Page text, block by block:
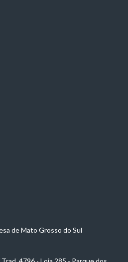
de Mato Grosso do Sul